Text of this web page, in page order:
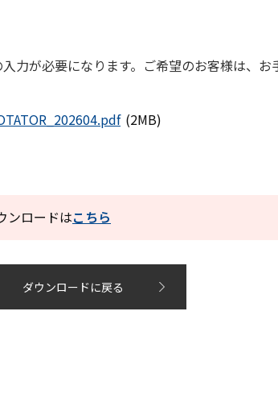
力が必要になります。ご希望のお客様は、お
(2MB)
ンロードはこちら
ダウンロードに戻る